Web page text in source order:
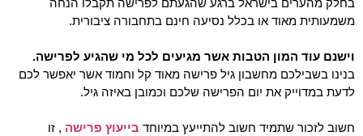
משמעותית מאוד או בכלל נסיעה חינם בתחבורה ציבורית.
וישנם עוד המון הטבות אשר מגיעים לכל מי שהגיע לפרישה.
לדעת במדוייק את יום הפרישה שלכם וכמובן באיזה גיל.
חשוב לזכור שתמיד חשוב להתייעץ במיוחד בייעוץ פרישה , זו